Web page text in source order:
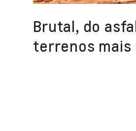
Brutal, do
terrenos mais